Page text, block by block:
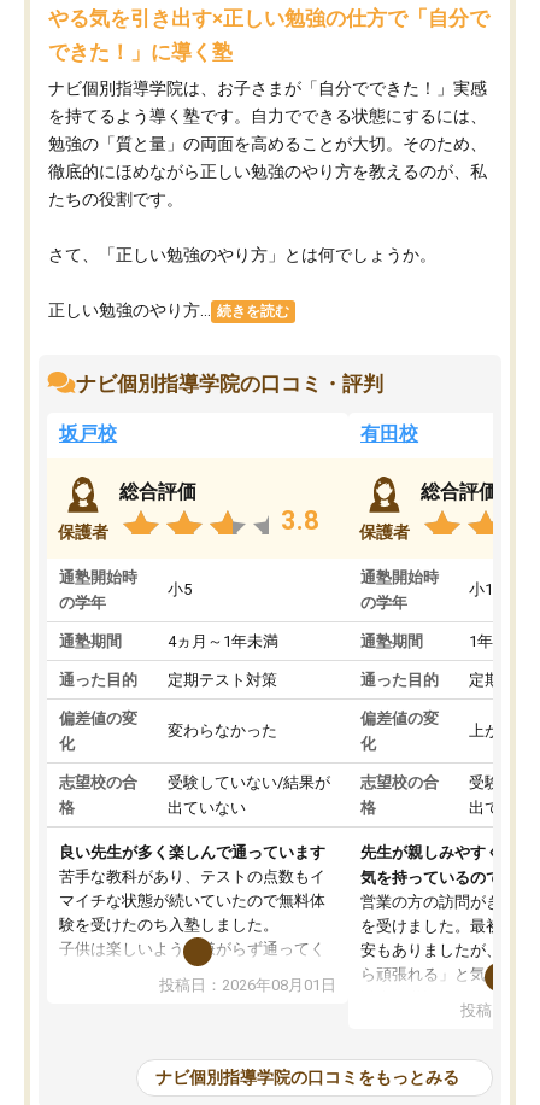
やる気を引き出す×正しい勉強の仕方で「自分で
できた！」に導く塾
ナビ個別指導学院は、お子さまが「自分でできた！」実感
を持てるよう導く塾です。自力でできる状態にするには、
勉強の「質と量」の両面を高めることが大切。そのため、
徹底的にほめながら正しい勉強のやり方を教えるのが、私
たちの役割です。
さて、「正しい勉強のやり方」とは何でしょうか。
正しい勉強のやり方... 続きを読む
ナビ個別指導学院の口コミ・評判
坂戸校
保護者
総合評価
3.8
通塾開始時
の学年
小5
通塾期間 4ヵ月～1年未満
通った目的 定期テスト対策
偏差値の変
化
変わらなかった
志望校の合
格
受験していない/結果が
出ていない
良い先生が多く楽しんで通っています
苦手な教科があり、テストの点数もイ
マイチな状態が続いていたので無料体
験を受けたのち入塾しました。
子供は楽しいようで嫌がらず通ってく
先生は良い方が多く、いつも笑顔で対
教室は少し狭い印象なので夜の時間帯
など生徒さんが多い時間帯は手狭では
投稿日：2026年08月01日
有田校
保護者
総合評価
通塾開始時
の学年
小1
通塾期間 1年以上
通った目的 定期テス
偏差値の変
化
上がった
志望校の合
格
受験して
出ていな
先生が親しみやすく勉強
気を持っているので安心
営業の方の訪問がきっか
を受けました。最初は続
安もありましたが、子ど
ら頑張れる」と気に入り
ても分かりやすく、学
方を丁寧に教えてくださ
が深まっていると感じま
投稿日：
ナビ個別指導学院の口コミをもっとみる